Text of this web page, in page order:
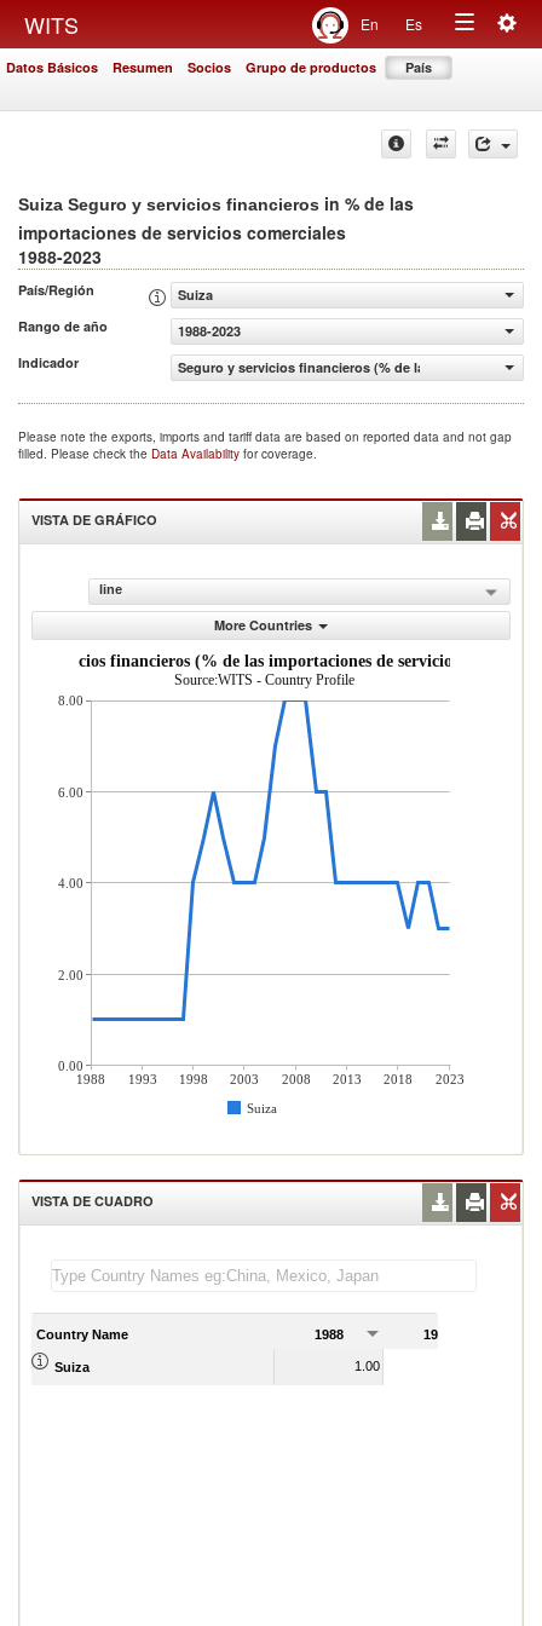
WITS En Es
Toggle
Datos Básicos Resumen Socios Grupo de productos País
Suiza Seguro y servicios financieros in % de las
importaciones de servicios comerciales
1988-2023
País/Región
Suiza
Rango de año
1988-2023
Indicador
Seguro y servicios financieros (% de las importaciones
Please note the exports, imports and tariff data are based on reported data and not gap
filled. Please check the Data Availability for coverage.
VISTA DE GRÁFICO
line
More Countries
y servicios financieros (% de las importaciones de servicios
Source:WITS - Country Profile
1988 1993 1998 2003 2008 2013 2018
2023
Suiza
8.00
6.00
4.00
2.00
0.00
VISTA DE CUADRO
Country Name 1988 1989
Suiza 1.00